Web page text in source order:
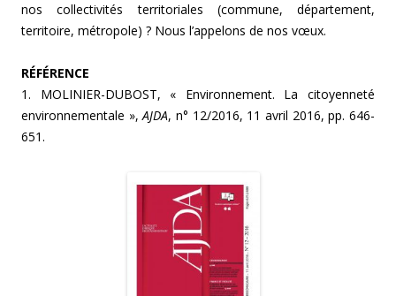
nos collectivités territoriales (commune, département,
territoire, métropole) ? Nous l’appelons de nos vœux.
RÉFÉRENCE
1. MOLINIER-DUBOST, « Environnement. La citoyenneté
environnementale »,AJDA, n° 12/2016, 11 avril 2016, pp. 646-
651.